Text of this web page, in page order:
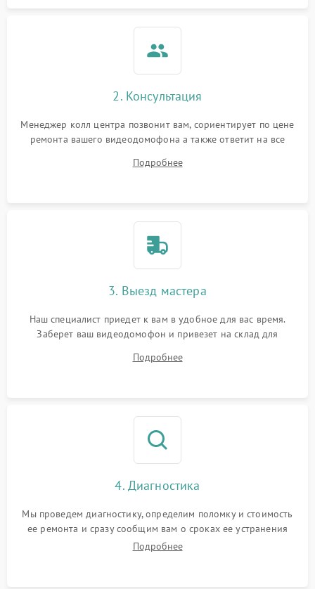
2. Консультация
Менеджер колл центра позвонит вам, сориентирует по цене
ремонта вашего видеодомофона а также ответит на все
Подробнее
3. Выезд мастера
Наш специалист приедет к вам в удобное для вас время.
Заберет ваш видеодомофон и привезет на склад для
Подробнее
4. Диагностика
Мы проведем диагностику, определим поломку и стоимость
ее ремонта и сразу сообщим вам о сроках ее устранения
Подробнее